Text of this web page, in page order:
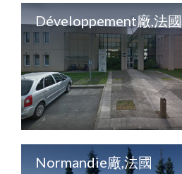
Développement廠,法國
Normandie廠,法國